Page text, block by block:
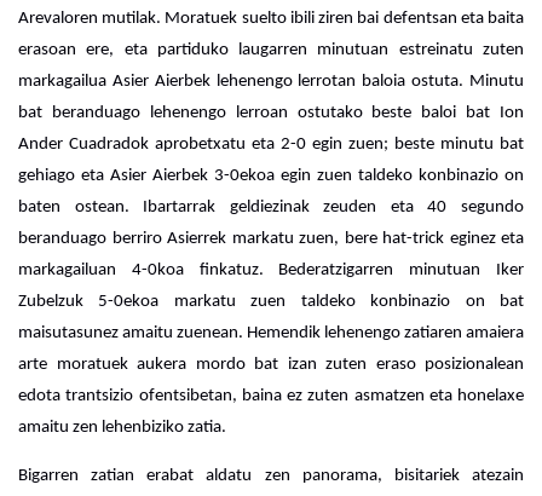
Arevaloren mutilak. Moratuek suelto ibili ziren bai defentsan eta baita
erasoan ere, eta partiduko laugarren minutuan estreinatu zuten
markagailua Asier Aierbek lehenengo lerrotan baloia ostuta. Minutu
bat beranduago lehenengo lerroan ostutako beste baloi bat Ion
Ander Cuadradok aprobetxatu eta 2-0 egin zuen; beste minutu bat
gehiago eta Asier Aierbek 3-0ekoa egin zuen taldeko konbinazio on
baten ostean. Ibartarrak geldiezinak zeuden eta 40 segundo
beranduago berriro Asierrek markatu zuen, bere hat-trick eginez eta
markagailuan 4-0koa finkatuz. Bederatzigarren minutuan Iker
Zubelzuk 5-0ekoa markatu zuen taldeko konbinazio on bat
maisutasunez amaitu zuenean. Hemendik lehenengo zatiaren amaiera
arte moratuek aukera mordo bat izan zuten eraso posizionalean
edota trantsizio ofentsibetan, baina ez zuten asmatzen eta honelaxe
amaitu zen lehenbiziko zatia.
Bigarren zatian erabat aldatu zen panorama, bisitariek atezain